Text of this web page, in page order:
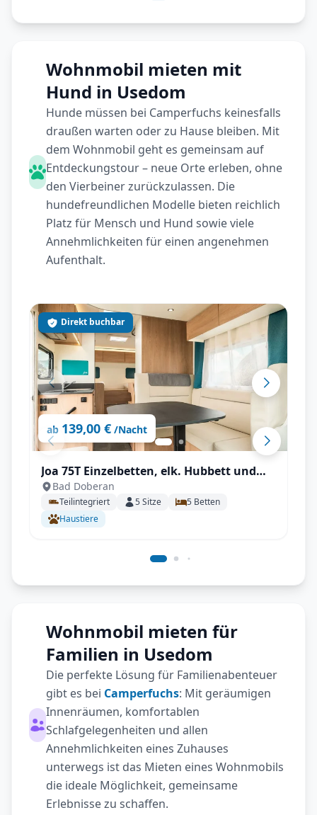
Wohnmobil mieten mit
Hund in Usedom
Hunde müssen bei Camperfuchs keinesfalls
draußen warten oder zu Hause bleiben. Mit
dem Wohnmobil geht es gemeinsam auf
Entdeckungstour – neue Orte erleben, ohne
den Vierbeiner zurückzulassen. Die
hundefreundlichen Modelle bieten reichlich
Platz für Mensch und Hund sowie viele
Annehmlichkeiten für einen angenehmen
Aufenthalt.
ab 139,00 € /Nacht
Direkt buchbar
Joa 75T Einzelbetten, elk. Hubbett und
großer Wohnbereich für bis zu 5
Personen
Bad Doberan
Teilintegriert 5Sitze 5 Betten
Haustiere
Wohnmobil mieten für
Familien in Usedom
Die perfekte Lösung für Familienabenteuer
gibt es bei Camperfuchs: Mit geräumigen
Innenräumen, komfortablen
Schlafgelegenheiten und allen
Annehmlichkeiten eines Zuhauses
unterwegs ist das Mieten eines Wohnmobils
die ideale Möglichkeit, gemeinsame
Erlebnisse zu schaffen.